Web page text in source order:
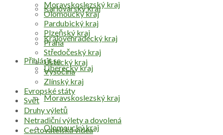
Přihlásit se
Karlovarský kraj
Královéhradecký kraj
Liberecký kraj
Moravskoslezský kraj
Olomoucký kraj
Moravskoslezský kraj
Olomoucký kraj
Pardubický kraj
Plzeňský kraj
Praha
Středočeský kraj
Ústecký kraj
Vysočina
Zlínský kraj
Evropské státy
Svět
Druhy výletů
Netradiční výlety a dovolená
Cestovatelská videa